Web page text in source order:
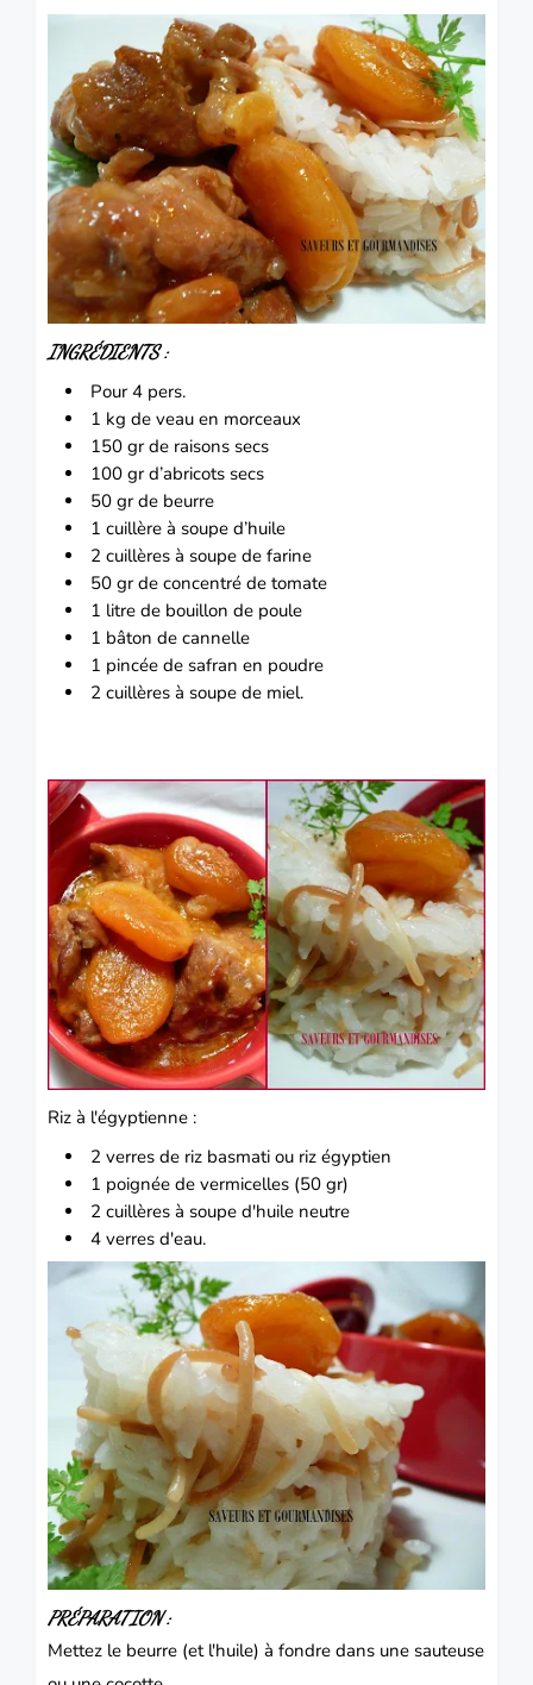
INGRÉDIENTS :
Pour 4 pers.
1 kg de veau en morceaux
150 gr de raisons secs
100 gr d’abricots secs
50 gr de beurre
1 cuillère à soupe d’huile
2 cuillères à soupe de farine
50 gr de concentré de tomate
1 litre de bouillon de poule
1 bâton de cannelle
1 pincée de safran en poudre
2 cuillères à soupe de miel.
Riz à l'égyptienne :
2 verres de riz basmati ou riz égyptien
1 poignée de vermicelles (50 gr)
2 cuillères à soupe d'huile neutre
4 verres d'eau.
PRÉPARATION :
Mettez le beurre (et l'huile) à fondre dans une sauteuse